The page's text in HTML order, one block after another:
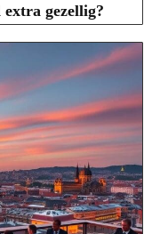
gezellig?